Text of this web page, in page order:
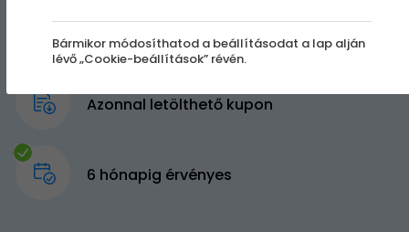
Azonnal letölthető kupon
6 hónapig érvényes
Bármikor módosíthatod a beállításodat a lap alján
lévő „Cookie-beállítások” révén.